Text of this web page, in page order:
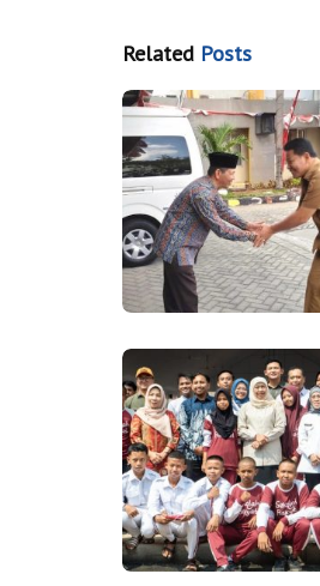
Related Posts